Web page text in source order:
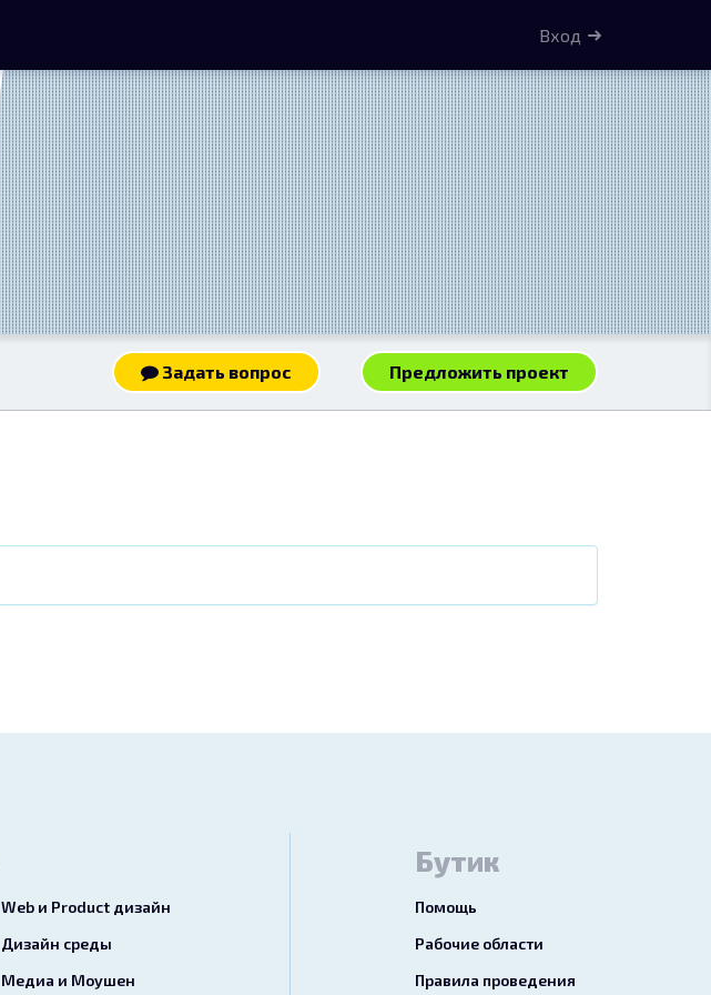
Задать вопрос Предложить проект
Вход
Web и Product дизайн
Дизайн среды
Медиа и Моушен
Бутик
Помощь
Рабочие области
Правила проведения